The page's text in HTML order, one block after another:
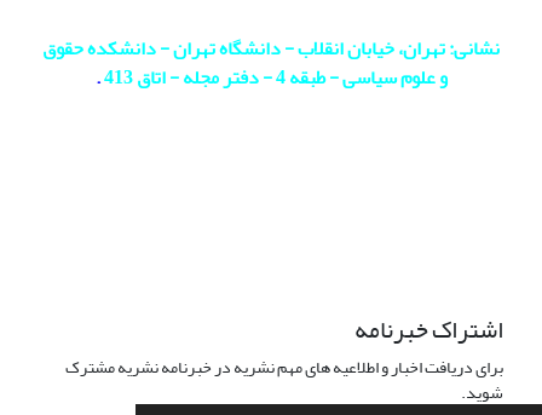
نشانی: تهران، خیابان انقلاب - دانشگاه تهران - دانشکده حقوق
و علوم سیاسی - طبقه 4 - دفتر مجله - اتاق 413
.
اشتراک خبرنامه
برای دریافت اخبار و اطلاعیه های مهم نشریه در خبرنامه نشریه مشترک
شوید.